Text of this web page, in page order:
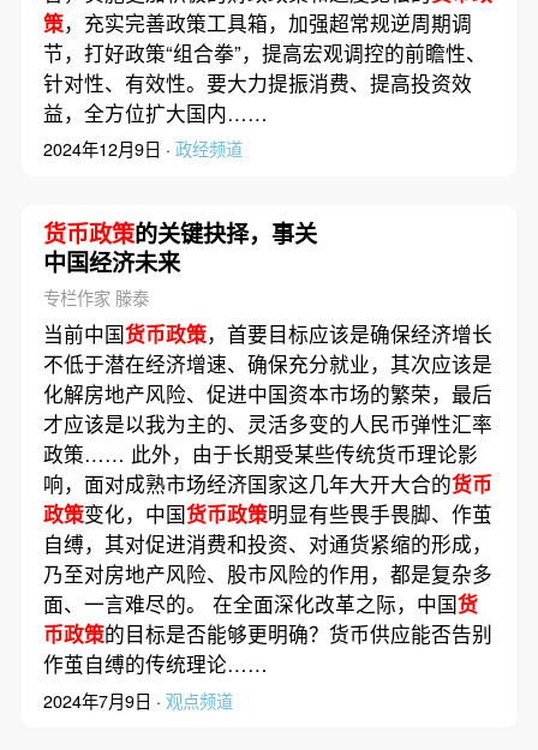
策，充实完善政策工具箱，加强超常规逆周期调
节，打好政策“组合拳”，提高宏观调控的前瞻性、
针对性、有效性。要大力提振消费、提高投资效
益，全方位扩大国内……
2024年12月9日 · 政经频道
货币政策的关键抉择，事关
中国经济未来
专栏作家 滕泰
当前中国货币政策，首要目标应该是确保经济增长
不低于潜在经济增速、确保充分就业，其次应该是
化解房地产风险、促进中国资本市场的繁荣，最后
才应该是以我为主的、灵活多变的人民币弹性汇率
政策…… 此外，由于长期受某些传统货币理论影
响，面对成熟市场经济国家这几年大开大合的货币
政策变化，中国货币政策明显有些畏手畏脚、作茧
自缚，其对促进消费和投资、对通货紧缩的形成，
乃至对房地产风险、股市风险的作用，都是复杂多
面、一言难尽的。 在全面深化改革之际，中国货
币政策的目标是否能够更明确？货币供应能否告别
作茧自缚的传统理论……
2024年7月9日 · 观点频道